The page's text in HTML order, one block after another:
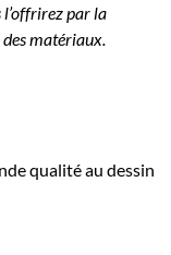
par la
matériaux.
qualité au dessin